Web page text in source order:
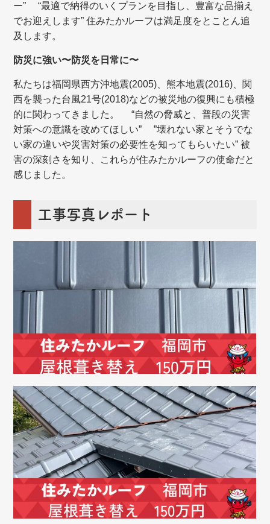
ー” “最適で納得のいくプランを目指し、豊富な品揃え
でお迎えします” 住みたかルーフは満足度をとことん追
及します。
防災に強い〜防災を日常に〜
私たちは福岡県西方沖地震(2005)、熊本地震(2016)、関
西を襲った台風21号(2018)などの被災地の復興にも積極
的に関わってきました。 “自然の脅威と、普段の災害
対策への意識を改めてほしい” ”壊れない家とそうでな
い家の違いや災害対策の必要性を知ってもらいたい” 被
害の深刻さを知り、これらが住みたかルーフの使命だと
感じました。
工事写真レポート